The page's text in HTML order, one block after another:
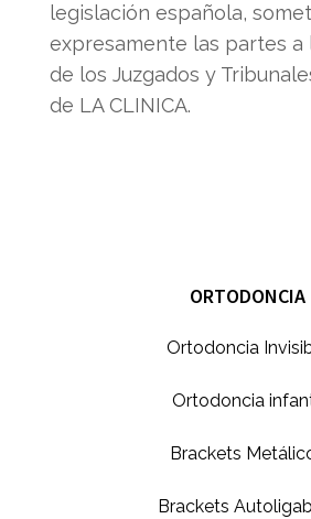
legislación española,
expresamente las partes a
de los Juzgados y
de LA CLINICA.
ORTODONCIA
Ortodoncia
Ortodoncia
Brackets
Brackets